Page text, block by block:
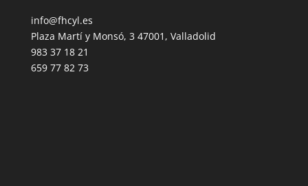
info@fhcyl.es
Plaza Martí y Monsó, 3 47001, Valladolid
983 37 18 21
659 77 82 73